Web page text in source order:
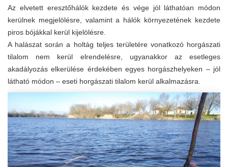
Az elvetett eresztőhálók kezdete és vége jól láthatóan módon
kerülnek megjelölésre, valamint a hálók környezetének kezdete
piros bójákkal kerül kijelölésre.
A halászat során a holtág teljes területére vonatkozó horgászati
tilalom nem kerül elrendelésre, ugyanakkor az esetleges
akadályozás elkerülése érdekében egyes horgászhelyeken – jól
látható módon – eseti horgászati tilalom kerül alkalmazásra.